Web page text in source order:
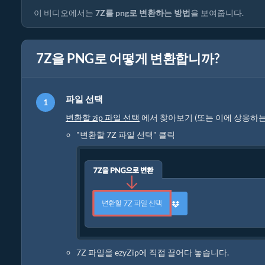
이 비디오에서는 7Z를 png로 변환하는 방법을 보여줍니다.
7Z을 PNG로 어떻게 변환합니까?
파일 선택
변환할 zip 파일 선택 에서 찾아보기 (또는 이에 상응하
"변환할 7Z 파일 선택" 클릭
7Z 파일을 ezyZip에 직접 끌어다 놓습니다.